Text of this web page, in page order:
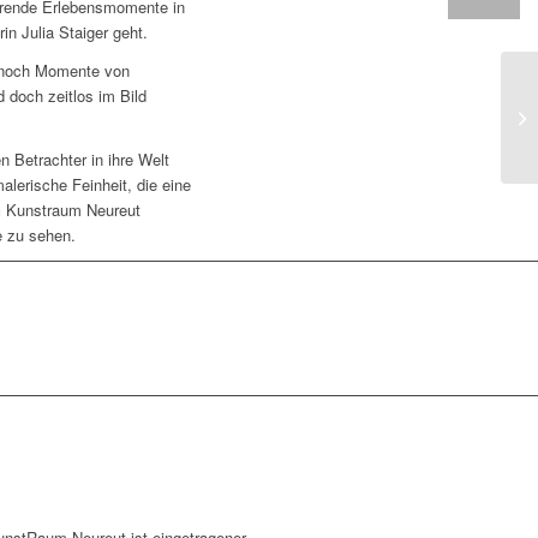
Erlebensmomente in
Julia Staiger geht.
Momente von
doch zeitlos im Bild
Betrachter in ihre Welt
Feinheit, die eine
Neureut
zu sehen.